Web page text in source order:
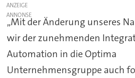
ANZEIGE
„Mit der Änderung unseres
wir der zunehmenden
Automation in die Optima
Unternehmensgruppe auch